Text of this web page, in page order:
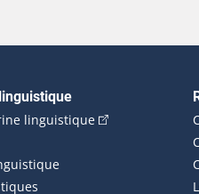
linguistique(Cet hyperlien